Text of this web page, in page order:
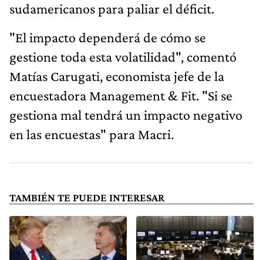
sudamericanos para paliar el déficit.
"El impacto dependerá de cómo se
gestione toda esta volatilidad", comentó
Matías Carugati, economista jefe de la
encuestadora Management & Fit. "Si se
gestiona mal tendrá un impacto negativo
en las encuestas" para Macri.
TAMBIÉN TE PUEDE INTERESAR